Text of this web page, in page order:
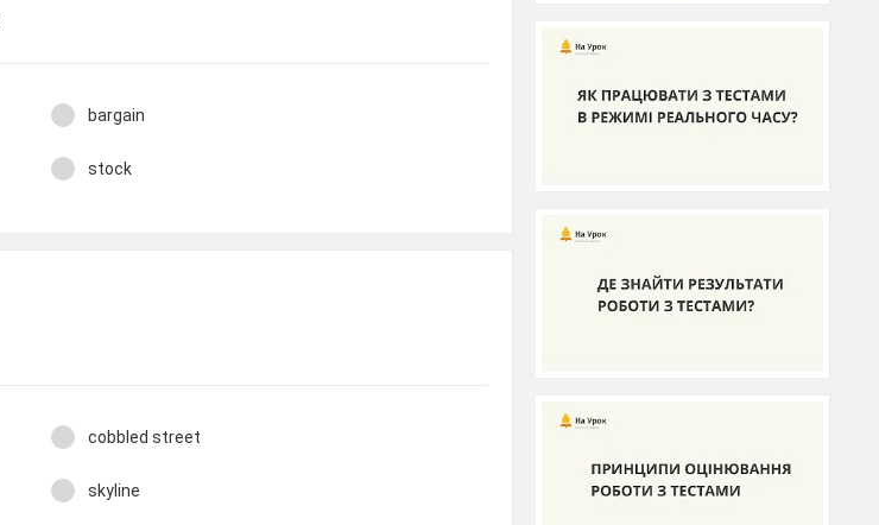
bargain
stock
cobbled street
skyline